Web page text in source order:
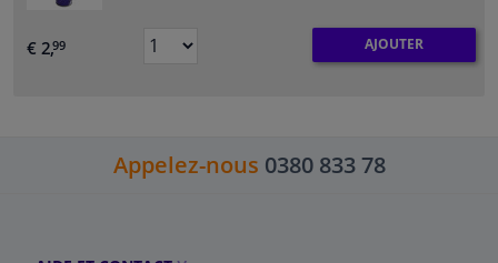
€ 2,99 AJOUTER
Appelez-nous 0380 833 78